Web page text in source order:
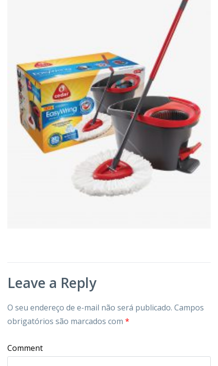
Leave a Reply
O seu endereço de e-mail não será publicado. Campos
obrigatórios são marcados com *
Comment